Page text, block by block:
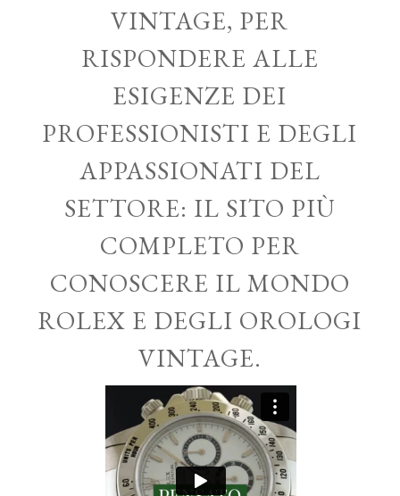
VINTAGE, PER
RISPONDERE ALLE
ESIGENZE DEI
PROFESSIONISTI E DEGLI
APPASSIONATI DEL
SETTORE: IL SITO PIÙ
COMPLETO PER
CONOSCERE IL MONDO
ROLEX E DEGLI OROLOGI
VINTAGE.